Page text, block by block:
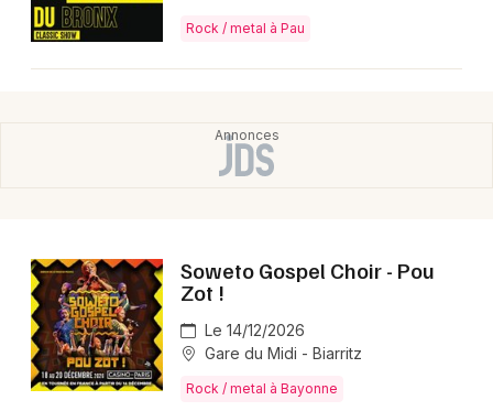
Sports
Soirées
Rock / metal en Aquitaine
Rock / metal en Nouvelle-Aquitaine
Paris
Rock / metal à Pau
Soweto Gospel Choir - Pou
Zot !
Le 14/12/2026
Gare du Midi - Biarritz
Rock / metal à Bayonne